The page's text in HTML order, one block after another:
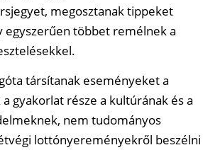
megosztanak tippeket
egyszerűen többet remélnek a
társítanak eseményeket a
a gyakorlat része a kultúrának és a
nem tudományos
lottónyereményekről beszélni